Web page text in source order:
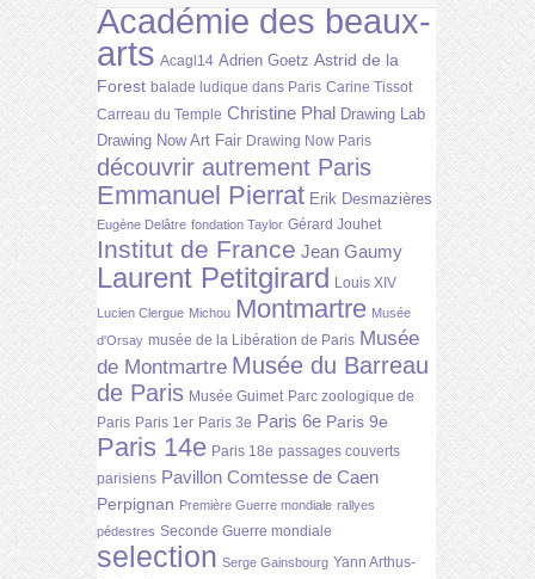
Académie des beaux-
arts Acagl14 Adrien Goetz Astrid de la
Forest balade ludique dans Paris Carine Tissot
Carreau du Temple Christine Phal Drawing Lab
Drawing Now Art Fair Drawing Now Paris
découvrir autrement Paris
Emmanuel Pierrat Erik Desmazières
Eugène Delâtre fondation Taylor Gérard Jouhet
Institut de France Jean Gaumy
Laurent Petitgirard Louis XIV
Lucien Clergue Michou Montmartre Musée
d'Orsay musée de la Libération de Paris Musée
de Montmartre Musée du Barreau
de Paris Musée Guimet Parc zoologique de
Paris Paris 1er Paris 3e Paris 6e Paris 9e
Paris 14e Paris 18e passages couverts
parisiens Pavillon Comtesse de Caen
Perpignan Première Guerre mondiale rallyes
pédestres Seconde Guerre mondiale
selection Serge Gainsbourg Yann Arthus-